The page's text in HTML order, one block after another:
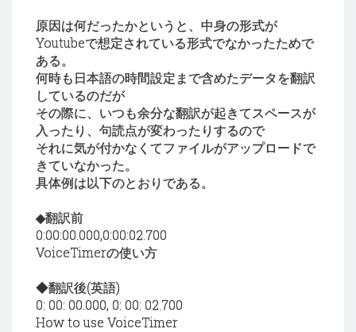
原因は何だったかというと、中身の形式が
Youtubeで想定されている形式でなかったためで
ある。
何時も日本語の時間設定まで含めたデータを翻訳
しているのだが
その際に、いつも余分な翻訳が起きてスペースが
入ったり、句読点が変わったりするので
それに気が付かなくてファイルがアップロードで
きていなかった。
具体例は以下のとおりである。
◆翻訳前
0:00:00.000,0:00:02.700
VoiceTimerの使い方
◆翻訳後(英語)
0: 00: 00.000, 0: 00: 02.700
How to use VoiceTimer